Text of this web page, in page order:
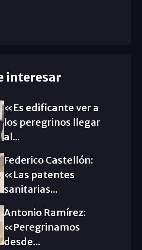
interesar
«Es edificante ver a
los peregrinos llegar
al...
Federico Castellón:
«Las patentes
sanitarias...
Antonio Ramírez:
«Peregrinamos
desde...